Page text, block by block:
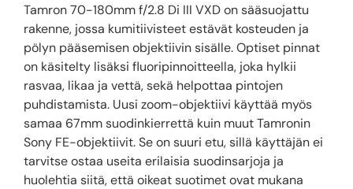
Tamron 70-180mm f/2.8 Di III VXD on sääsuojattu
rakenne, jossa kumitiivisteet estävät kosteuden ja
pölyn pääsemisen objektiivin sisälle. Optiset pinnat
on käsitelty lisäksi fluoripinnoitteella, joka hylkii
rasvaa, likaa ja vettä, sekä helpottaa pintojen
puhdistamista. Uusi zoom-objektiivi käyttää myös
samaa 67mm suodinkierrettä kuin muut Tamronin
Sony FE-objektiivit. Se on suuri etu, sillä käyttäjän ei
tarvitse ostaa useita erilaisia suodinsarjoja ja
huolehtia siitä, että oikeat suotimet ovat mukana